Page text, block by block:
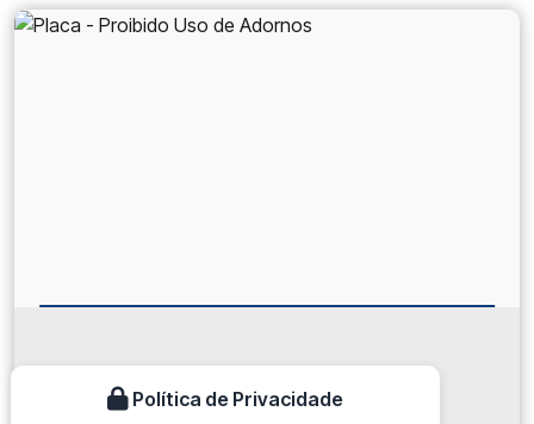
PLACA - PROIBIDO USO DE ADORNOS
Política de Privacidade